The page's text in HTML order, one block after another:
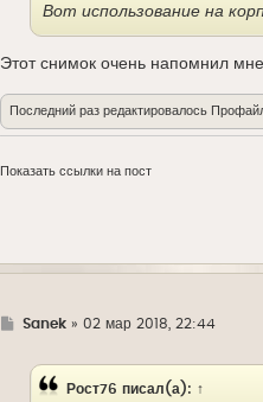
Вот использование на
Этот снимок очень напомнил
Последний раз редактировалось
Показать ссылки на пост
ГSanek» 02 мар 2018, 22:44
Рост76 писал(а): ↑